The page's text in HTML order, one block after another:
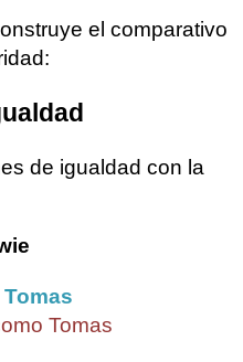
el comparativo
de igualdad con la
Tomas
Tomas